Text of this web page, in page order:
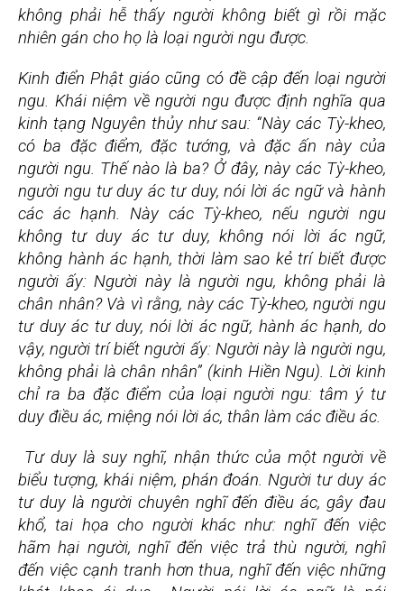
không phải hễ thấy người không biết gì rồi mặc
nhiên gán cho họ là loại người ngu được.
Kinh điển Phật giáo cũng có đề cập đến loại người
ngu. Khái niệm về người ngu được định nghĩa qua
kinh tạng Nguyên thủy như sau: “Này các Tỳ-kheo,
có ba đặc điểm, đặc tướng, và đặc ấn này của
người ngu. Thế nào là ba? Ở đây, này các Tỳ-kheo,
người ngu tư duy ác tư duy, nói lời ác ngữ và hành
các ác hạnh. Này các Tỳ-kheo, nếu người ngu
không tư duy ác tư duy, không nói lời ác ngữ,
không hành ác hạnh, thời làm sao kẻ trí biết được
người ấy: Người này là người ngu, không phải là
chân nhân? Và vì rằng, này các Tỳ-kheo, người ngu
tư duy ác tư duy, nói lời ác ngữ, hành ác hạnh, do
vậy, người trí biết người ấy: Người này là người ngu,
không phải là chân nhân” (kinh Hiền Ngu). Lời kinh
chỉ ra ba đặc điểm của loại người ngu: tâm ý tư
duy điều ác, miệng nói lời ác, thân làm các điều ác.
Tư duy là suy nghĩ, nhận thức của một người về
biểu tượng, khái niệm, phán đoán. Người tư duy ác
tư duy là người chuyên nghĩ đến điều ác, gây đau
khổ, tai họa cho người khác như: nghĩ đến việc
hãm hại người, nghĩ đến việc trả thù người, nghĩ
đến việc cạnh tranh hơn thua, nghĩ đến việc những